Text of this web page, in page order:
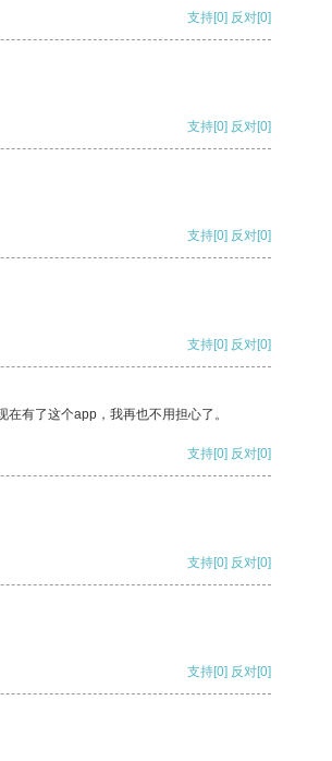
支持[0] 反对[0]
支持[0] 反对[0]
支持[0] 反对[0]
支持[0] 反对[0]
有了这个app，我再也不用担心了。
支持[0] 反对[0]
支持[0] 反对[0]
支持[0] 反对[0]